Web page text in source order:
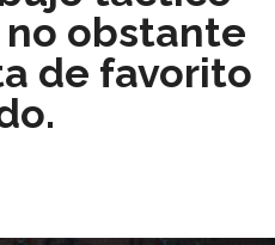
obstante
de favorito